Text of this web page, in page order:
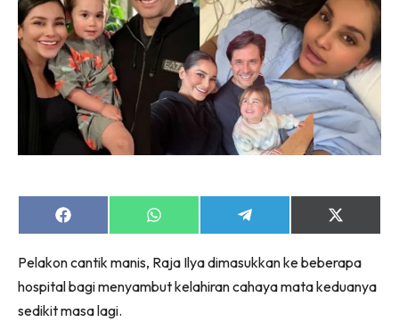
Share
on
Share
on
Share
on
Share
on
(Twitter)
Pelakon cantik manis, Raja Ilya dimasukkan ke beberapa
hospital bagi menyambut kelahiran cahaya mata keduanya
sedikit masa lagi.